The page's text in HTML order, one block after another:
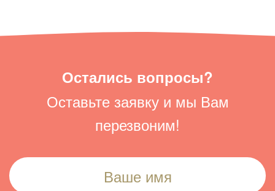
Остались вопросы?
Оставьте заявку и мы Вам
перезвоним!